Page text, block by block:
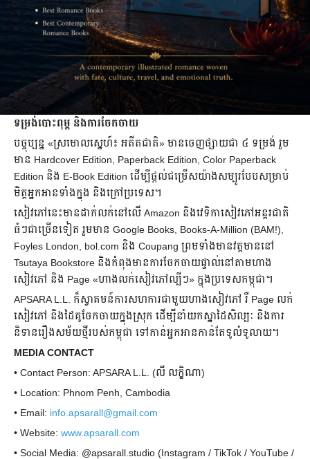
ទម្រង់បោះពុម្ព និងការចែកចាយ
បច្ចុប្បន្ន «ស្រមោលស្នេហ៍៖ អតីតជាតិ» មានចេញផ្សាយជា ៤ ទម្រង់ រួម
មាន Hardcover Edition, Paperback Edition, Color Paperback
Edition និង E-Book Edition ដើម្បីផ្តល់ជម្រើសយ៉ាងសម្បូរបែបសម្រាប់
មិត្តអ្នកអានទាំងក្នុង និងក្រៅប្រទេស។
សៀវភៅនេះមានដាក់លក់នៅលើ Amazon និងវេទិកាសៀវភៅអន្តរជាតិ
ធំៗជាច្រើនទៀត រួមមាន Google Books, Books-A-Million (BAM!),
Foyles London, bol.com និង Coupang ព្រមទាំងមានវត្តមាននៅ
Tsutaya Bookstore និងកំពុងមានការចែកចាយផ្ទាល់នៅតាមហាង
សៀវភៅ និង Page «ហាងលក់សៀវភៅល្បីៗ» ក្នុងប្រទេសកម្ពុជា។
APSARA L.L. ក៏ស្វាគមន៍ការសហការជាមួយហាងសៀវភៅ រឺ Page លក់
សៀវភៅ និងដៃគូចែកចាយក្នុងស្រុក ដើម្បីនាំយកស្នាដៃសិល្បៈ និងការ
និទានរឿងសម័យថ្មីរបស់កម្ពុជា ទៅកាន់អ្នកអានកាន់តែទូលំទូលាយ។
MEDIA CONTACT
• Contact Person: APSARA L.L. (លី លក្ខិណា)
• Location: Phnom Penh, Cambodia
• Email: info.apsarall@gmail.com
• Website: www.apsarall.com
• Social Media: @apsarall.studio (Instagram / TikTok / YouTube /